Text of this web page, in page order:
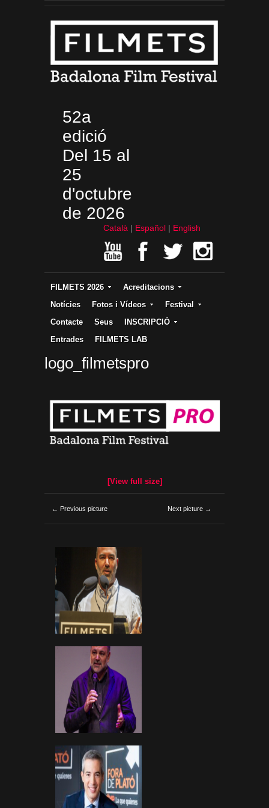
52a
edició
Del 15 al
25
d'octubre
de 2026
Català Español English
FILMETS 2026
Acreditacions
Notícies
Fotos i Vídeos
Festival
Contacte
Seus
INSCRIPCIÓ
Entrades
FILMETS LAB
logo_filmetspro
[View full size]
← Previous picture Next picture →